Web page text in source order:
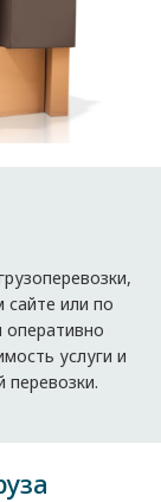
сайте или по
услуги и